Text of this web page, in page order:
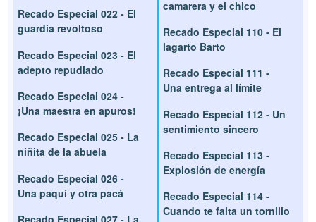
Recado Especial 022 - El
guardia revoltoso
Recado Especial 023 - El
adepto repudiado
Recado Especial 024 -
¡Una maestra en apuros!
Recado Especial 025 - La
niñita de la abuela
Recado Especial 026 -
Una paquí y otra pacá
camarera y el chico
Recado Especial 110 - El
lagarto Barto
Recado Especial 111 -
Una entrega al límite
Recado Especial 112 - Un
sentimiento sincero
Recado Especial 113 -
Explosión de energía
Recado Especial 114 -
Cuando te falta un tornillo